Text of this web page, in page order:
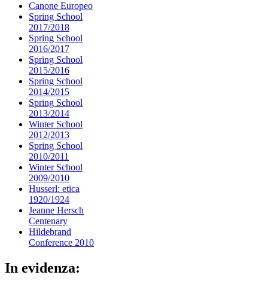
Canone Europeo
Spring School
2017/2018
Spring School
2016/2017
Spring School
2015/2016
Spring School
2014/2015
Spring School
2013/2014
Winter School
2012/2013
Spring School
2010/2011
Winter School
2009/2010
Husserl: etica
1920/1924
Jeanne Hersch
Centenary
Hildebrand
Conference 2010
In evidenza: